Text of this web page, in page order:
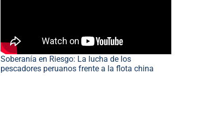
Soberanía en Riesgo: La lucha de los
pescadores peruanos frente a la flota china